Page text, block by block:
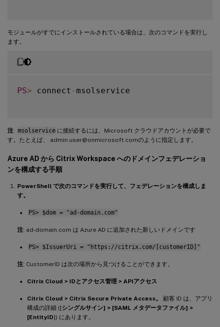
モジュールがすでにインストールされている場合は、次のコマンドを実行し
ます。
PS> connect - msolservice
注: msolservice に接続するには、Microsoft クラウドアカウントが必要で
す。たとえば、 admin.user@onmicrosoft.comのように指定します。
Azure AD から Citrix Workspace へのドメインフェデレーショ
ンを構成する手順
PowerShell で次のコマンドを実行して、フェデレーションを構成しま
す。
PS> $dom = "ad-domain.com"
注: ad-domain.com は Azure AD に追加された新しいドメインです
PS> $IssuerUri = "https://citrix.com/[customerID]"
注: CustomerID は次の場所から見つけることができます。
Citrix Cloud > IDとアクセス管理 > APIアクセス
Citrix Cloud > Citrix Secure Private Access。
顧客 ID は、アプリ
構成の詳細 ([シングルサイン] > [SAML メタデータファイル] >
[EntityID]) にあります。